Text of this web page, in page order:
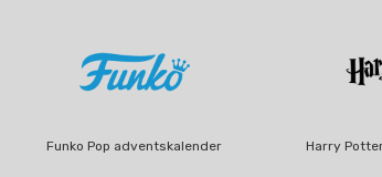
Funko Pop adventskalender Harry